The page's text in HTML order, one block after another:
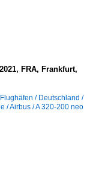
FRA, Frankfurt,
Flughäfen / Deutschland /
/ Airbus / A 320-200 neo